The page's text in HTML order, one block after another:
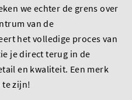
we echter de grens over
van de
het volledige proces van
je direct terug in de
en kwaliteit. Een merk
te zijn!